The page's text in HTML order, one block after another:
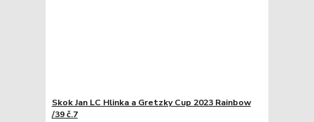
Skok Jan LC Hlinka a Gretzky Cup 2023 Rainbow
/39 č.7